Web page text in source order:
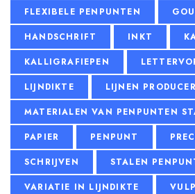
FLEXIBELE PENPUNTEN
HANDSCHRIFT
INKT
KALLIGRAFIEPEN
LIJNDIKTE
LIJNEN
MATERIALEN VAN PENPUNTEN
PAPIER
PENPUNT
SCHRIJVEN
STALEN
VARIATIE IN LIJNDIKTE